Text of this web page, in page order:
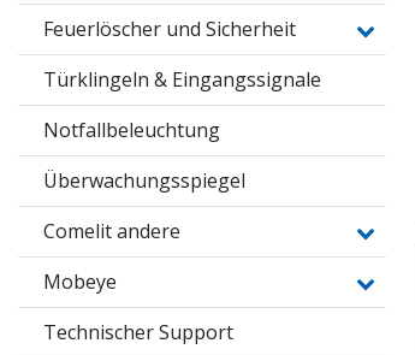
Feuerlöscher und Sicherheit
Türklingeln & Eingangssignale
Notfallbeleuchtung
Überwachungsspiegel
Comelit andere
Mobeye
Technischer Support